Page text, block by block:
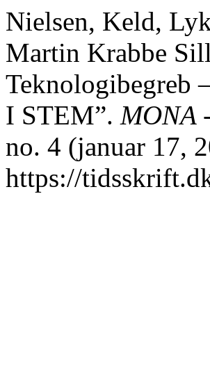
Nielsen, Keld,
Martin Krabbe
Teknologibegreb
I STEM”. MONA
no. 4 (januar 17,
https://